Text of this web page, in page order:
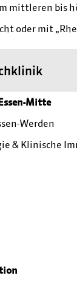
mittleren bis
oder mit
Mitte
Werden
& Klinische